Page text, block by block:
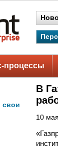
процессы
свои
В
10